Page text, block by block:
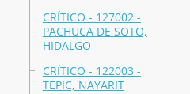
CRÍTICO - 127002 -
PACHUCA DE SOTO,
HIDALGO
CRÍTICO - 122003 -
TEPIC, NAYARIT